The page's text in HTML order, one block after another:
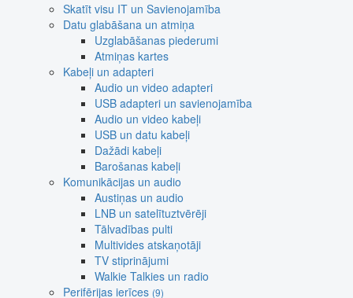
Skatīt visu IT un Savienojamība
Datu glabāšana un atmiņa
Uzglabāšanas piederumi
Atmiņas kartes
Kabeļi un adapteri
Audio un video adapteri
USB adapteri un savienojamība
Audio un video kabeļi
USB un datu kabeļi
Dažādi kabeļi
Barošanas kabeļi
Komunikācijas un audio
Austiņas un audio
LNB un satelītuztvērēji
Tālvadības pulti
Multivides atskaņotāji
TV stiprinājumi
Walkie Talkies un radio
Perifērijas ierīces (9)